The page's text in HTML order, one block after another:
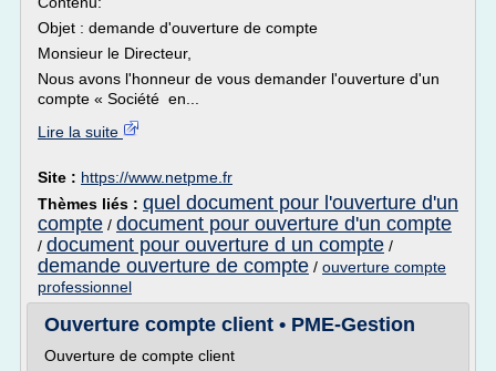
Objet : demande d'ouverture de compte
Monsieur le Directeur,
Nous avons l'honneur de vous demander l'ouverture d'un
compte « Société en...
Lire la suite
Site : https://www.netpme.fr
Thèmes liés : quel document pour l'ouverture d'un
compte / document pour ouverture d'un compte
/ document pour ouverture d un compte /
demande ouverture de compte / ouverture compte
professionnel
Ouverture compte client • PME-Gestion
Ouverture de compte client